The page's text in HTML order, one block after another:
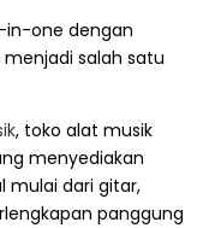
in-one dengan
salah satu
, toko alat musik
menyediakan
mulai dari gitar,
panggung